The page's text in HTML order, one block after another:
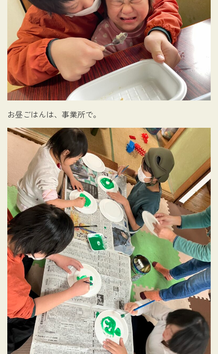
お昼ごはんは、事業所で。